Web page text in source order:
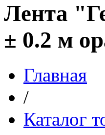
Лента
± 0.2 м
Главная
/
Каталог